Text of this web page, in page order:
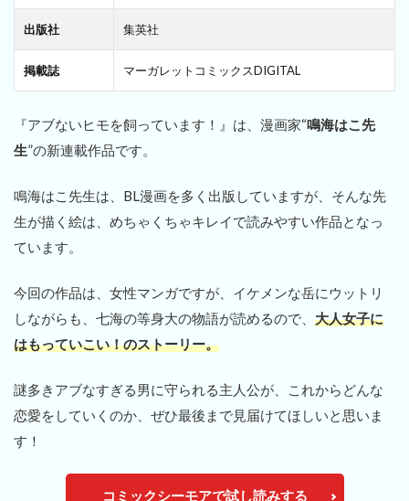
出版社 集英社
掲載誌 マーガレットコミックスDIGITAL
『アブないヒモを飼っています！』は、漫画家“鳴海はこ先
生”の新連載作品です。
鳴海はこ先生は、BL漫画を多く出版していますが、そんな先
生が描く絵は、めちゃくちゃキレイで読みやすい作品となっ
ています。
今回の作品は、女性マンガですが、イケメンな岳にウットリ
しながらも、七海の等身大の物語が読めるので、 大人女子に
はもっていこい！のストーリー。
謎多きアブなすぎる男に守られる主人公が、これからどんな
恋愛をしていくのか、ぜひ最後まで見届けてほしいと思いま
す！
コミックシーモアで試し読みする